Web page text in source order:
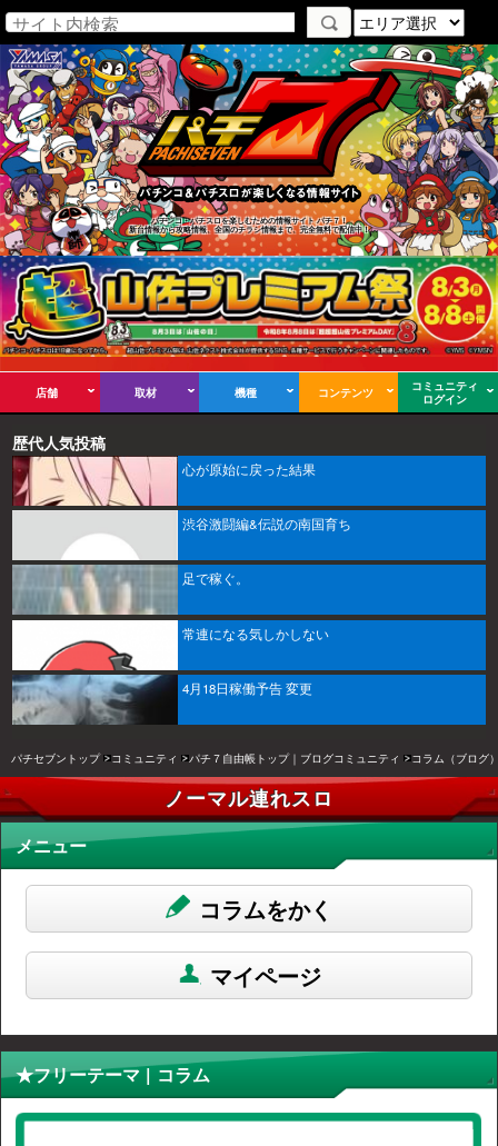
パチンコ・パチスロを楽しむための情報サイト パチ７！
新台情報から攻略情報、全国のチラシ情報まで、完全無料で配信中！
店舗 取材 機種 コンテンツ
コミュニティ
ログイン
歴代人気投稿
心が原始に戻った結果
渋谷激闘編&伝説の南国育ち
足で稼ぐ。
常連になる気しかしない
4月18日稼働予告 変更
パチセブントップ コミュニティ パチ７自由帳トップ｜ブログコミュニティ コラム（ブログ
ノーマル連れスロ
メニュー
コラムをかく
マイページ
★フリーテーマ | コラム